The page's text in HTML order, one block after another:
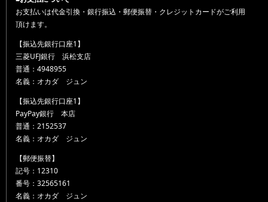
お支払いは代金引換・銀行振込・郵便振替・クレジットカードがご利用
頂けます。
【振込先銀行口座1】
三菱UFJ銀行 浜松支店
普通：4948955
名義：オカダ ジュン
【振込先銀行口座1】
PayPay銀行 本店
普通：2152537
名義：オカダ ジュン
【郵便振替】
記号：12310
番号：32565161
名義：オカダ ジュン